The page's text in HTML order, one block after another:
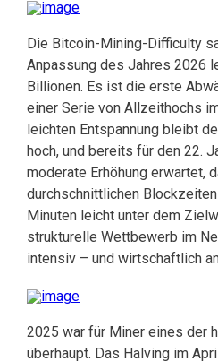
Die Bitcoin-Mining-Difficulty
Anpassung des Jahres 2026
Billionen. Es ist die erste
einer Serie von Allzeithochs
leichten Entspannung bleibt
hoch, und bereits für den 22.
moderate Erhöhung erwartet,
durchschnittlichen
Minuten leicht unter dem
strukturelle Wettbewerb im
intensiv – und wirtschaftlich
2025 war für Miner eines der
überhaupt. Das Halving im